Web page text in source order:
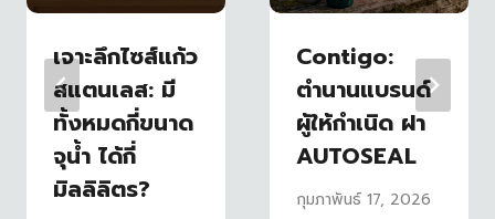
เจาะลึกไซส์แก้ว
สแตนเลส: มี
ทั้งหมดกี่ขนาด
จุน้ำ ได้กี่
มิลลิลิตร?
Contigo:
ตำนานแบรนด์
ผู้ให้กำเนิด ฝา
AUTOSEAL
กุมภาพันธ์ 17, 2026